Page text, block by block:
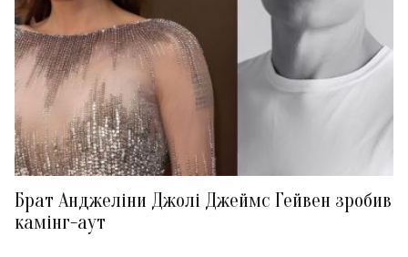
Брат Анджеліни Джолі Джеймс Гейвен зробив
камінг-аут